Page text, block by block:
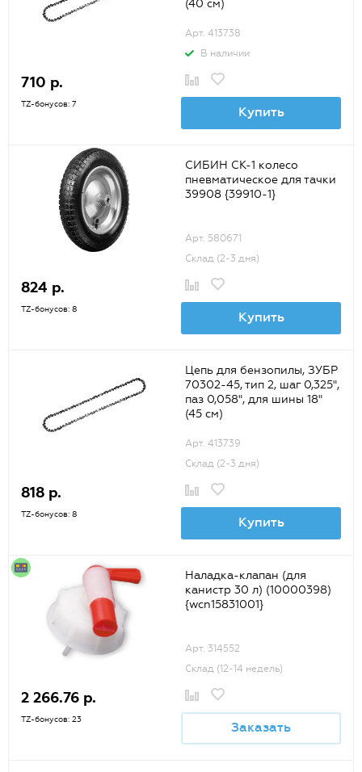
(40 см)
Арт. 413738
В наличии
710 р.
TZ-бонусов: 7 Купить
СИБИН СК-1 колесо
пневматическое для тачки
39908 {39910-1}
Арт. 580671
Склад (2-3 дня)
824 р.
TZ-бонусов: 8 Купить
Цепь для бензопилы, ЗУБР
70302-45, тип 2, шаг 0,325",
паз 0,058", для шины 18"
(45 см)
Арт. 413739
Склад (2-3 дня)
818 р.
TZ-бонусов: 8 Купить
Наладка-клапан (для
канистр 30 л) (10000398)
{wcn15831001}
Арт. 314552
Склад (12-14 недель)
2 266.76 р.
TZ-бонусов: 23 Заказать